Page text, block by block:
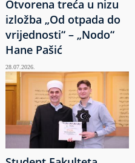
Otvorena treća u nizu
izložba „Od otpada do
vrijednosti“ – „Nodo“
Hane Pašić
28.07.2026.